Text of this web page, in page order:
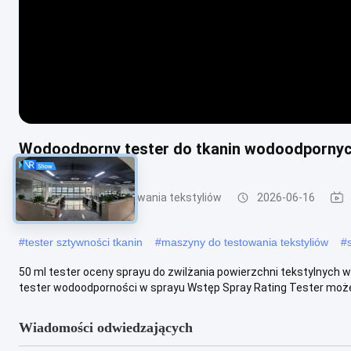
Wodoodporny tester do tkanin
Urządzenia do testowania tekstyliów 2026-06-16
#tester sztywności tkanin #maszyny do testowania tekstyliów #
50 ml tester oceny sprayu do zwilżania powierzchni tekstylnych
tester wodoodporności w sprayu Wstęp Spray Rating Tester
Wiadomości odwiedzających